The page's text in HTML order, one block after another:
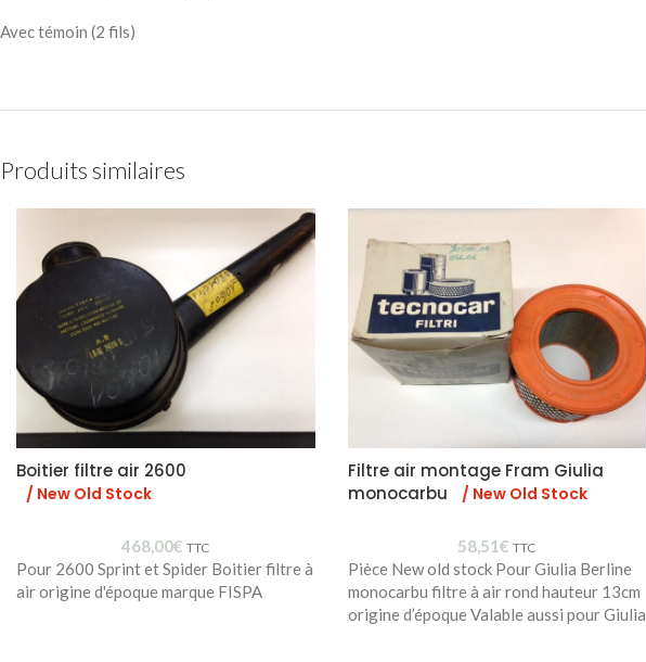
Avec témoin (2 fils)
Produits similaires
Boitier filtre air 2600
/ New Old Stock
468,00€ TTC
Pour 2600 Sprint et Spider Boitier filtre à
air origine d'époque marque FISPA
Filtre air montage Fram Giulia
monocarbu
/ New Old Stock
58,51€ TTC
Pièce New old stock Pour Giulia Berline
monocarbu filtre à air rond hauteur 13cm
origine d’époque Valable aussi pour Giulia